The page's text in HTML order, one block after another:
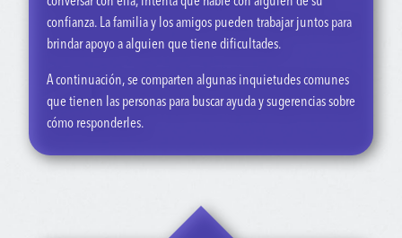
confianza. La familia y los amigos pueden trabajar juntos para
brindar apoyo a alguien que tiene dificultades.
A continuación, se comparten algunas inquietudes comunes
que tienen las personas para buscar ayuda y sugerencias sobre
cómo responderles.